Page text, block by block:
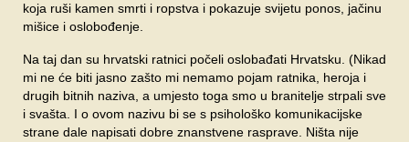
koja ruši kamen smrti i ropstva i pokazuje svijetu ponos, jačinu
mišice i oslobođenje.
Na taj dan su hrvatski ratnici počeli oslobađati Hrvatsku. (Nikad
mi ne će biti jasno zašto mi nemamo pojam ratnika, heroja i
drugih bitnih naziva, a umjesto toga smo u branitelje strpali sve
i svašta. I o ovom nazivu bi se s psihološko komunikacijske
strane dale napisati dobre znanstvene rasprave. Ništa nije